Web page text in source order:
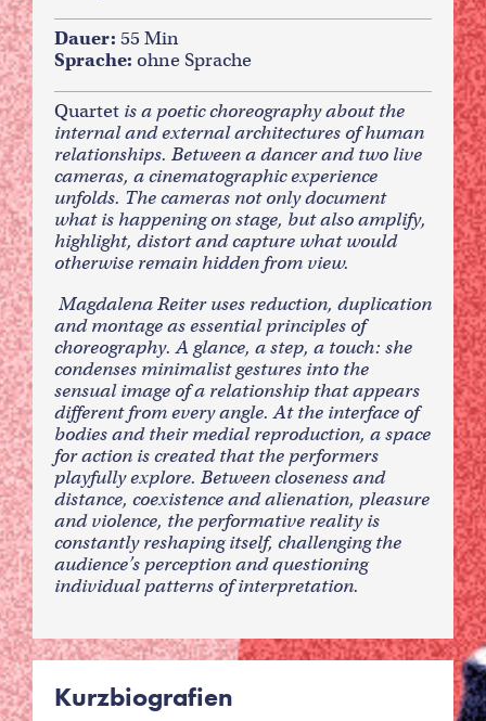
Dauer: 55 Min
Sprache: ohne Sprache
Quartet is a poetic choreography about the
internal and external architectures of human
relationships. Between a dancer and two live
cameras, a cinematographic experience
unfolds. The cameras not only document
what is happening on stage, but also amplify,
highlight, distort and capture what would
otherwise remain hidden from view.
Magdalena Reiter uses reduction, duplication
and montage as essential principles of
choreography. A glance, a step, a touch: she
condenses minimalist gestures into the
sensual image of a relationship that appears
different from every angle. At the interface of
bodies and their medial reproduction, a space
for action is created that the performers
playfully explore. Between closeness and
distance, coexistence and alienation, pleasure
and violence, the performative reality is
constantly reshaping itself, challenging the
audience’s perception and questioning
individual patterns of interpretation.
Kurzbiografien